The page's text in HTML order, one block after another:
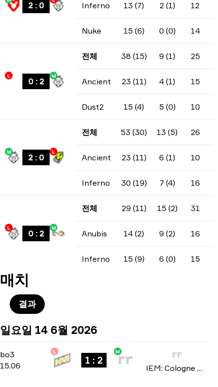
2: 0 Inferno 13 (7) 2 (1) 12
Nuke 15 (6) 0 (0) 14
L
0 : 2
W
전체 38 (15) 9 (1) 25
Ancient 23 (11) 4 (1) 15
Dust2 15 (4) 5 (0) 10
W
2: 0
L
전체 53 (30) 13 (5) 26
Ancient 23 (11) 6 (1) 10
Inferno 30 (19) 7 (4) 16
L
0 : 2
W
전체 29 (11) 15 (2) 31
Anubis 14 (2) 9 (2) 16
Inferno 15 (9) 6 (0) 15
매치
결과
일요일 14 6월 2026
bo3
bo3
15.06
L
1 : 2
W
IEM: Cologne Major 2026